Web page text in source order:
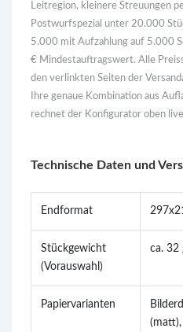
Leitregion, kleinere Streuungen
Postwurfspezial unter 20.000
5.000 mit Aufzahlung auf 5.000
€ Mindestauftragswert. Alle
den verlinkten Seiten der
Ihre genaue Kombination aus
rechnet der Konfigurator oben live
Technische Daten und
Endformat
Stückgewicht
(Vorauswahl)
ca. 32
Papiervarianten